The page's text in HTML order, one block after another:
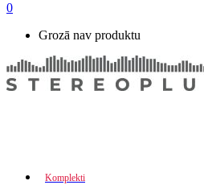
0
Grozā nav produktu
Komplekti